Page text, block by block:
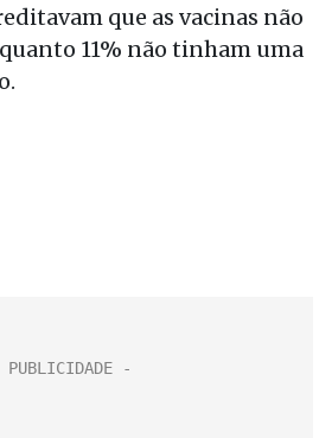
que as vacinas não
11% não tinham uma